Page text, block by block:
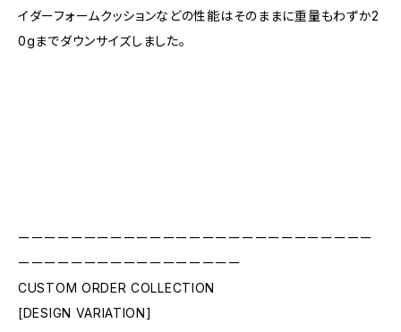
イダーフォームクッションなどの性能はそのままに重量もわずか2
0gまでダウンサイズしました。
ーーーーーーーーーーーーーーーーーーーーーーーーーーー
ーーーーーーーーーーーーーーーーー
CUSTOM ORDER COLLECTION
[DESIGN VARIATION]